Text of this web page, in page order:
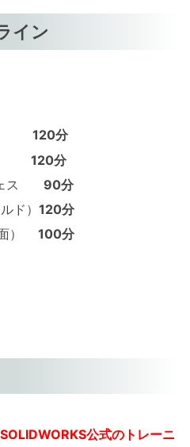
イン
）120分
120分
ェス90分
ド）120分
面）100分
SOLIDWORKS公式のトレーニ